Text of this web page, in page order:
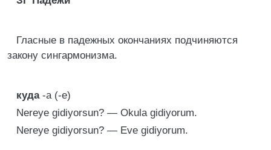
Гласные в падежных окончаниях подчиняются
закону сингармонизма.
куда-а (-е)
Nereye gidiyorsun? — Okula gidiyorum.
Nereye gidiyorsun? — Eve gidiyorum.